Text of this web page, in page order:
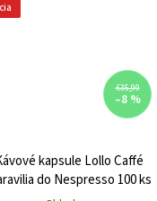
€35,99
–8 %
kapsule Lollo Caffé
do Nespresso 100 ks